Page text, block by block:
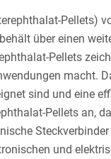
Pellets)
über einen
Pellets
macht.
sind und eine
Pellets an,
und